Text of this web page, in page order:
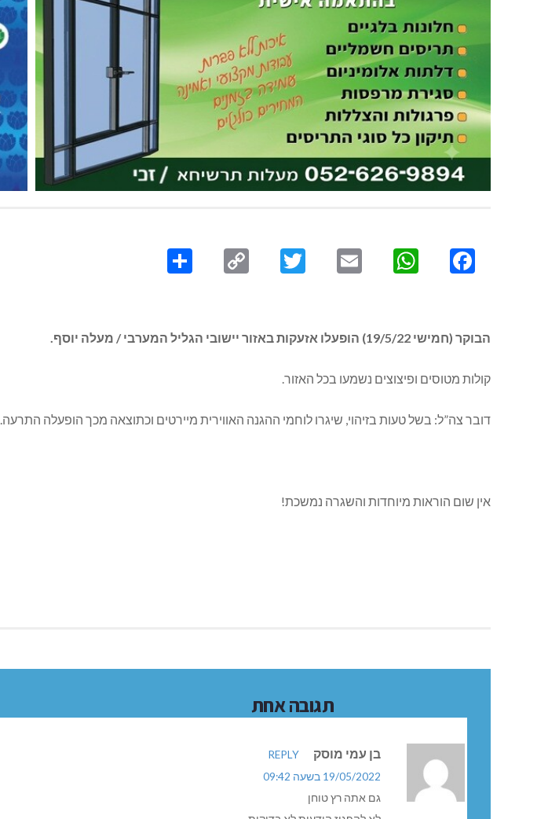
Facebook
WhatsApp
Email
Twitter
Copy
הבוקר (חמישי 19/5/22) הופעלו אזעקות באזור יישובי הגליל המערבי / מעלה יוסף.
קולות מטוסים ופיצוצים נשמעו בכל האזור.
דובר צה”ל: בשל טעות בזיהוי, שיגרו לוחמי ההגנה האווירית מיירטים וכתוצאה מכך הופעלה התרעה.
אין שום הוראות מיוחדות והשגרה נמשכת!
תגובה אחת
בן עמי מוסק
REPLY
19/05/2022 בשעה 09:42
גם אתה רץ טוחן